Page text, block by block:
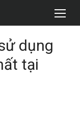
dụng
tại